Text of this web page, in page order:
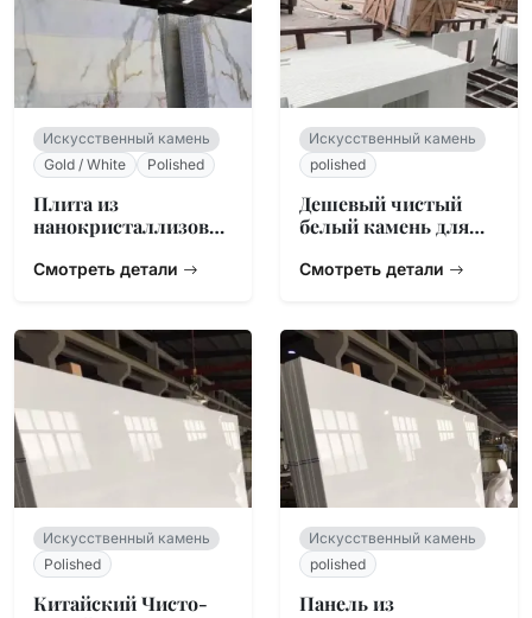
Искусственный камень
Gold / White
Polished
Плита из
нанокристаллизован
Gold
Смотреть детали
Искусственный камень
polished
Дешевый чистый
белый камень для
Смотреть детали
Искусственный камень
Polished
Китайский Чисто-
Искусственный камень
polished
Панель из